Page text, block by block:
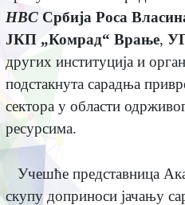
HBCСрбија Роса
ЈКП „Комрад“ Врање,
других институција и
подстакнута сарадња
сектора у области
ресурсима.
Учешће представница
скупу доприноси јачању